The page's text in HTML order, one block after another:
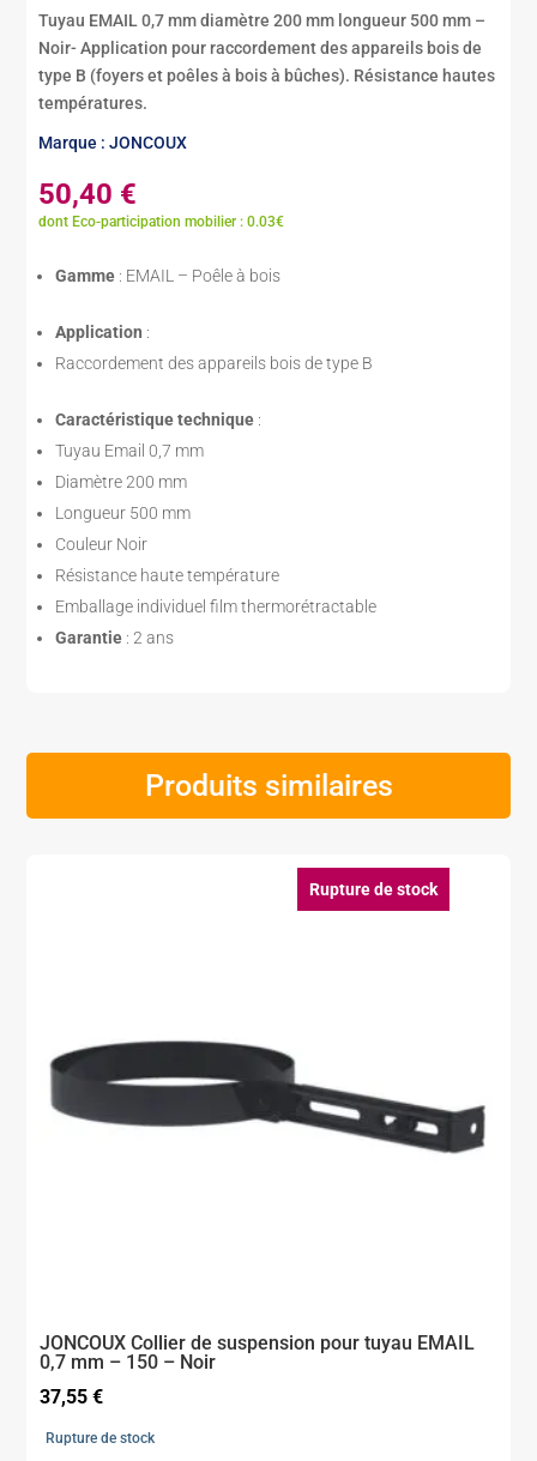
Tuyau EMAIL 0,7 mm diamètre 200 mm longueur 500 mm –
Noir- Application pour raccordement des appareils bois de
type B (foyers et poêles à bois à bûches). Résistance hautes
températures.
Marque : JONCOUX
50,40 €
dont Eco-participation mobilier : 0.03€
Gamme : EMAIL – Poêle à bois
Application :
Raccordement des appareils bois de type B
Caractéristique technique :
Tuyau Email 0,7 mm
Diamètre 200 mm
Longueur 500 mm
Couleur Noir
Résistance haute température
Emballage individuel film thermorétractable
Garantie : 2 ans
Produits similaires
Rupture de stock
JONCOUX Collier de suspension pour tuyau EMAIL
0,7 mm – 150 – Noir
37,55€
Rupture de stock